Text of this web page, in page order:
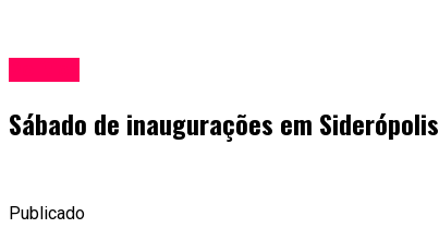
Sábado de inaugurações em Siderópolis
Publicado